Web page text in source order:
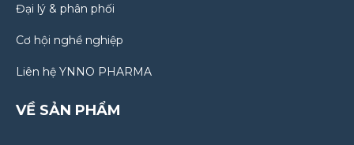
Đại lý & phân phối
Cơ hội nghề nghiệp
Liên hệ YNNO PHARMA
VỀ SẢN PHẨM